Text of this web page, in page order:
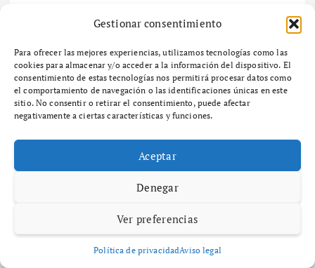
Gestionar consentimiento
Para ofrecer las mejores experiencias, utilizamos tecnologías como las
cookies para almacenar y/o acceder a la información del dispositivo. El
consentimiento de estas tecnologías nos permitirá procesar datos como
el comportamiento de navegación o las identificaciones únicas en este
sitio. No consentir o retirar el consentimiento, puede afectar
negativamente a ciertas características y funciones.
Aceptar
Denegar
Ver preferencias
Política de privacidadAviso legal
Maria Izquierdo